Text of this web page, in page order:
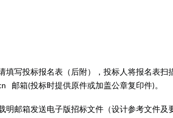
填写投标报名表（后附），投标人将报名表扫
邮箱(投标时提供原件或加盖公章复印件)。
明邮箱发送电子版招标文件（设计参考文件及